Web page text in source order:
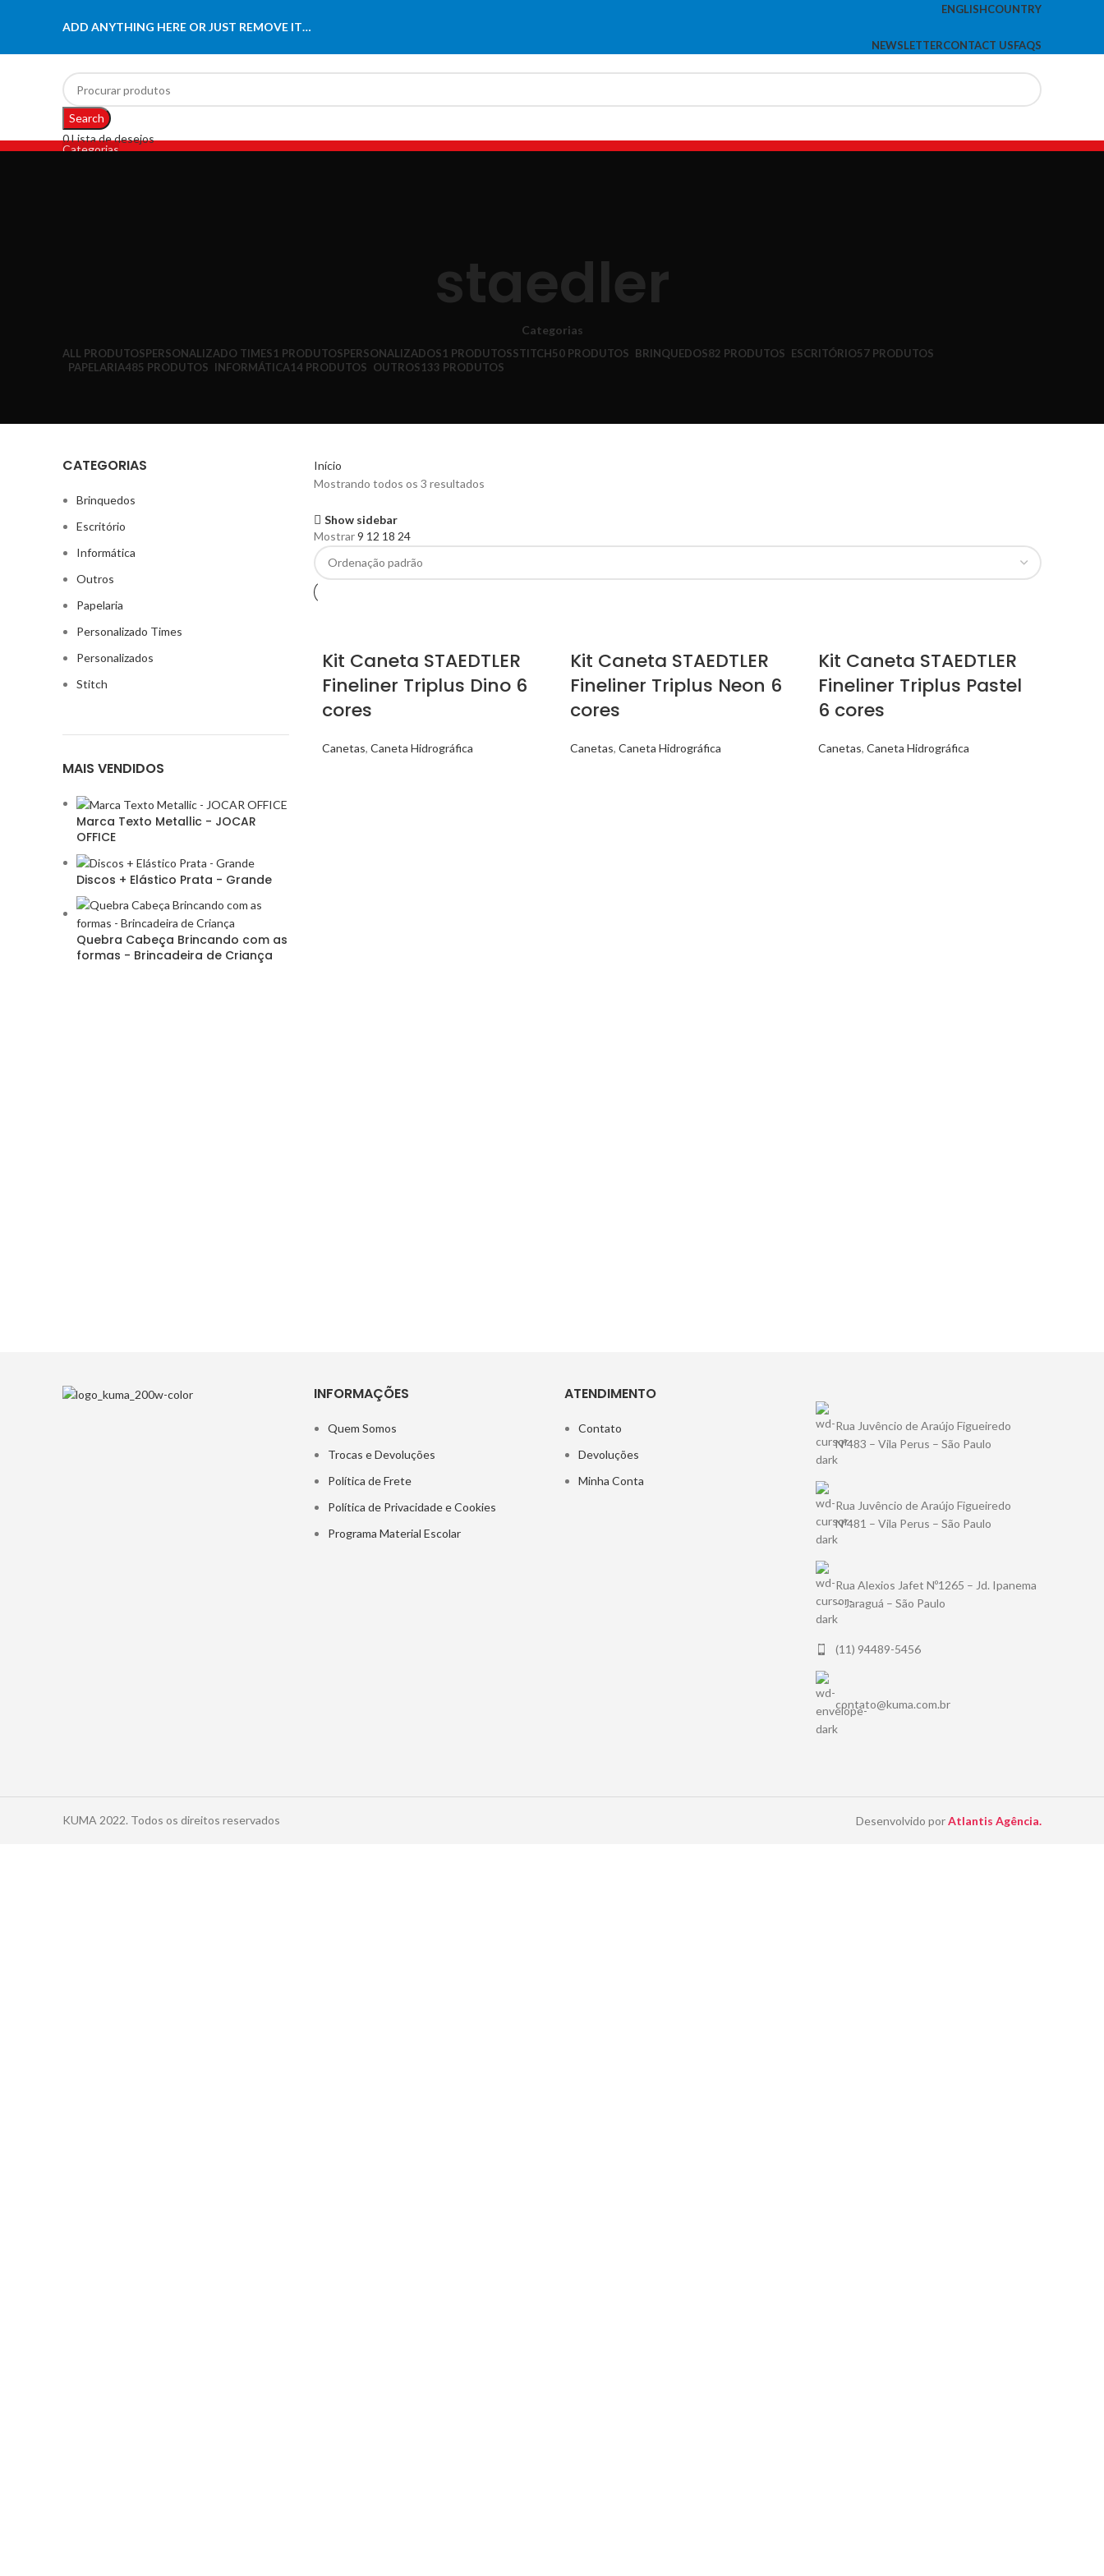
ENGLISHCOUNTRY
ADD ANYTHING HERE OR JUST REMOVE IT…
NEWSLETTERCONTACT USFAQS
Search
0Lista de desejos
Categorias
staedler
Categorias
ALL PRODUTOSPERSONALIZADO TIMES1 PRODUTOSPERSONALIZADOS1 PRODUTOSSTITCH50 PRODUTOS BRINQUEDOS82 PRODUTOS ESCRITÓRIO57 PRODUTOS
PAPELARIA485 PRODUTOS INFORMÁTICA14 PRODUTOS OUTROS133 PRODUTOS
CATEGORIAS
Brinquedos
Escritório
Informática
Outros
Papelaria
Personalizado Times
Personalizados
Stitch
MAIS VENDIDOS
Marca Texto Metallic - JOCAR
OFFICE
Discos + Elástico Prata - Grande
Quebra Cabeça Brincando com as
formas - Brincadeira de Criança
Início
Mostrando todos os 3 resultados
Show sidebar
Mostrar9 12 18 24
Kit Caneta STAEDTLER
Fineliner Triplus Dino 6
cores
Canetas, Caneta Hidrográfica
Kit Caneta STAEDTLER
Fineliner Triplus Neon 6
cores
Canetas, Caneta Hidrográfica
Kit Caneta STAEDTLER
Fineliner Triplus Pastel
6 cores
Canetas, Caneta Hidrográfica
INFORMAÇÕES
Quem Somos
Trocas e Devoluções
Política de Frete
Política de Privacidade e Cookies
Programa Material Escolar
ATENDIMENTO
Contato
Devoluções
Minha Conta
Rua Juvêncio de Araújo Figueiredo
Nº483 – Vila Perus – São Paulo
Rua Juvêncio de Araújo Figueiredo
Nº481 – Vila Perus – São Paulo
Rua Alexios Jafet Nº1265 – Jd. Ipanema
– Jaraguá – São Paulo
(11) 94489-5456
contato@kuma.com.br
KUMA 2022. Todos os direitos reservados Desenvolvido porAtlantis Agência.